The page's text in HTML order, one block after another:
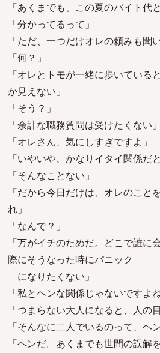
「あくまでも、この夏のバイト代
「分かってるって」
「ただ、一つだけオレの頼みも聞
「何？」
「オレとトモが一緒に歩いている
か見えない」
「そう？」
「余計な職務質問は受けたくない」
「オレさん、気にしすぎですよ」
「いやいや、かなりイタイ関係だ
「そんなことない」
「だから今日だけは、オレのこと
れ」
「なんで？」
「万がイチのためだ。どこで誰に
際にそうなった時にパニック
になりたくない」
「私とヘンな関係じゃないですよね
「つまらない大人になると、人の
「そんなに二人でいるのって、ヘ
「ヘンだ。あくまでも世間の誤解